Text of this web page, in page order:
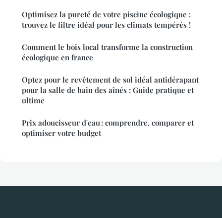
Optimisez la pureté de votre piscine écologique :
trouvez le filtre idéal pour les climats tempérés !
Comment le bois local transforme la construction
écologique en france
Optez pour le revêtement de sol idéal antidérapant
pour la salle de bain des aînés : Guide pratique et
ultime
Prix adoucisseur d'eau : comprendre, comparer et
optimiser votre budget